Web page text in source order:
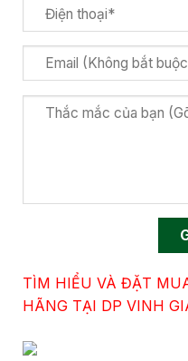
TÌM HIỂU VÀ ĐẶT
HÃNG TẠI DP VINH